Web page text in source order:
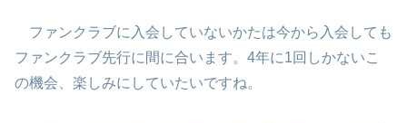
ファンクラブに入会していないかたは今から入会しても
ファンクラブ先行に間に合います。4年に1回しかないこ
の機会、楽しみにしていたいですね。